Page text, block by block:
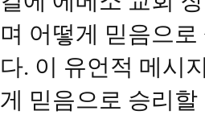
며 어떻게 믿음으
다. 이 유언적 메시
게 믿음으로 승리